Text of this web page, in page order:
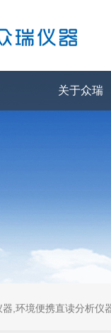
关于众瑞
,环境便携直读分析仪